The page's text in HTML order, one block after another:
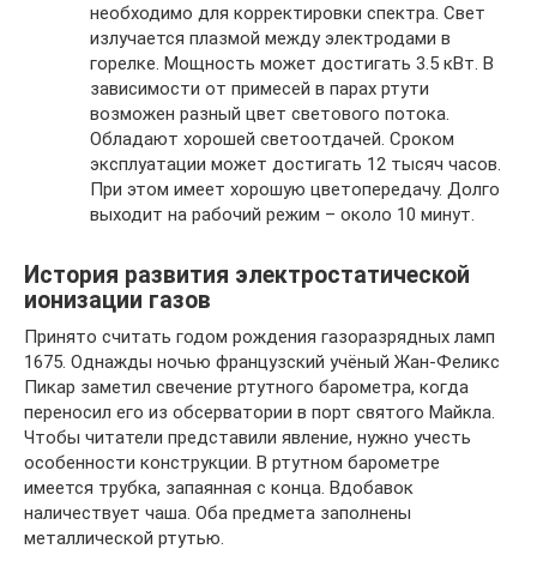
необходимо для корректировки спектра. Свет
излучается плазмой между электродами в
горелке. Мощность может достигать 3.5 кВт. В
зависимости от примесей в парах ртути
возможен разный цвет светового потока.
Обладают хорошей светоотдачей. Сроком
эксплуатации может достигать 12 тысяч часов.
При этом имеет хорошую цветопередачу. Долго
выходит на рабочий режим – около 10 минут.
История развития электростатической
ионизации газов
Принято считать годом рождения газоразрядных ламп
1675. Однажды ночью французский учёный Жан-Феликс
Пикар заметил свечение ртутного барометра, когда
переносил его из обсерватории в порт святого Майкла.
Чтобы читатели представили явление, нужно учесть
особенности конструкции. В ртутном барометре
имеется трубка, запаянная с конца. Вдобавок
наличествует чаша. Оба предмета заполнены
металлической ртутью.